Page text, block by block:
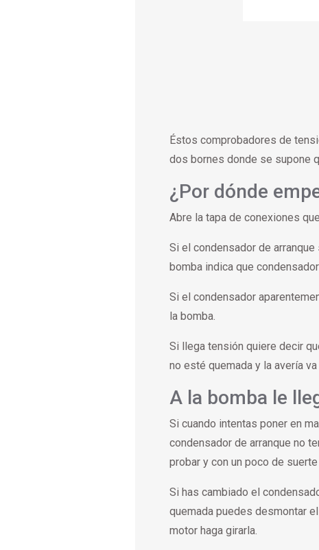
Éstos comprobadores de
dos bornes donde se supone
¿Por dónde
Abre la tapa de conexiones
Si el condensador de
bomba indica que
Si el condensador
la bomba.
Si llega tensión quiere decir
no esté quemada y la avería
A la bomba le
Si cuando intentas poner en
condensador de arranque no
probar y con un poco de
Si has cambiado el
quemada puedes desmontar
motor haga girarla.